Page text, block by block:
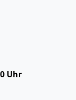
Uhr